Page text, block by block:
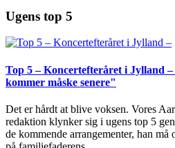
Ugens top 5
Top 5 – Koncertefteråret i Jylland
kommer måske senere"
Det er hårdt at blive voksen. Vores
redaktion klynker sig i ugens top 5
de kommende arrangementer, han må